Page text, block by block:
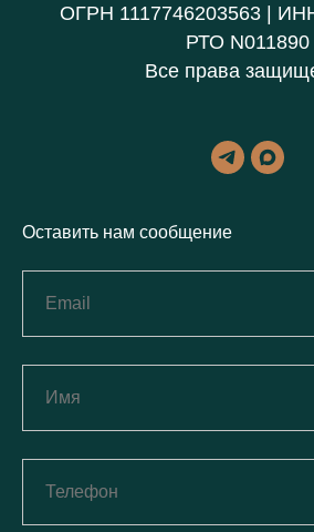
ОГРН 1117746203563 |
РТО N011890
Все права
Оставить нам сообщение